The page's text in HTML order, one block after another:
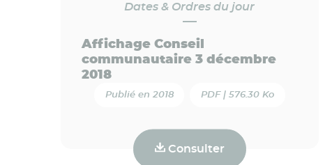
Dates & Ordres du jour
Affichage Conseil
communautaire 3 décembre
2018
Publié en 2018 PDF | 576.30 Ko
Consulter